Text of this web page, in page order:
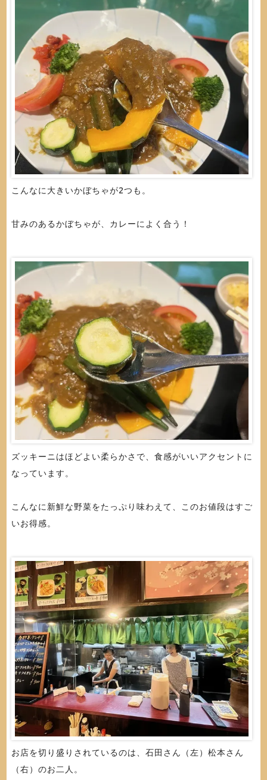
こんなに大きいかぼちゃが2つも。
甘みのあるかぼちゃが、カレーによく合う！
ズッキーニはほどよい柔らかさで、食感がいいアクセントに
なっています。
こんなに新鮮な野菜をたっぷり味わえて、このお値段はすご
いお得感。
お店を切り盛りされているのは、石田さん（左）松本さん
（右）のお二人。